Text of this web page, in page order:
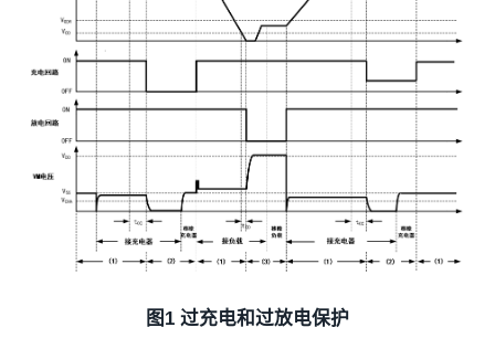
图1 过充电和过放电保护